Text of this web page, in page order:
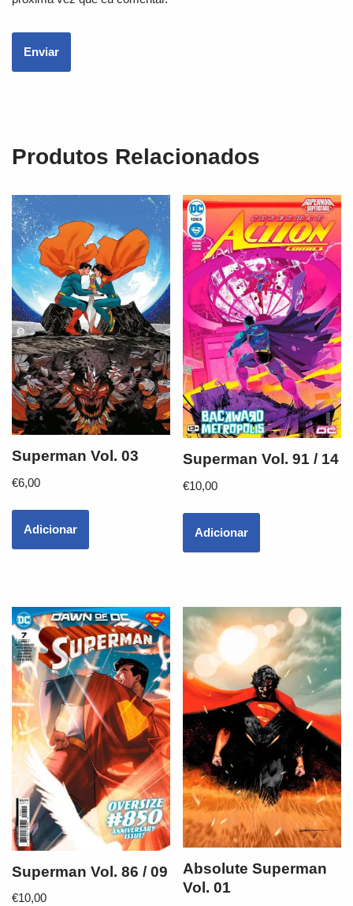
Produtos Relacionados
Superman Vol. 03
€6,00
Adicionar
Superman Vol. 91 / 14
€10,00
Adicionar
Superman Vol. 86 / 09
€10,00
Absolute Superman
Vol. 01